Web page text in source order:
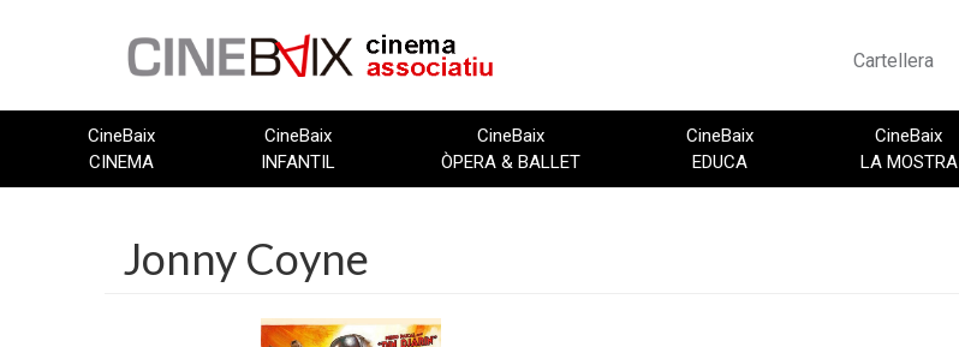
Cartellera
CineBaix
CINEMA
CineBaix
INFANTIL
CineBaix
ÒPERA & BALLET
CineBaix
EDUCA
CineBaix
LA MOSTRA
Jonny Coyne